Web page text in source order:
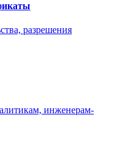
разрешения
инженерам-